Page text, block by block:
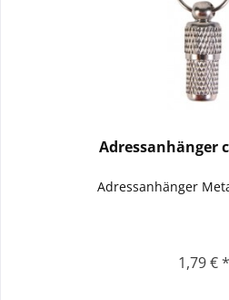
Adressanhänger
Adressanhänger
1,79 € *